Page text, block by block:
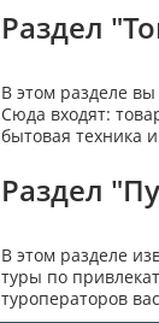
Раздел
В этом разделе
Сюда входят:
бытовая техника
Раздел
В этом разделе
туры по
туроператоров